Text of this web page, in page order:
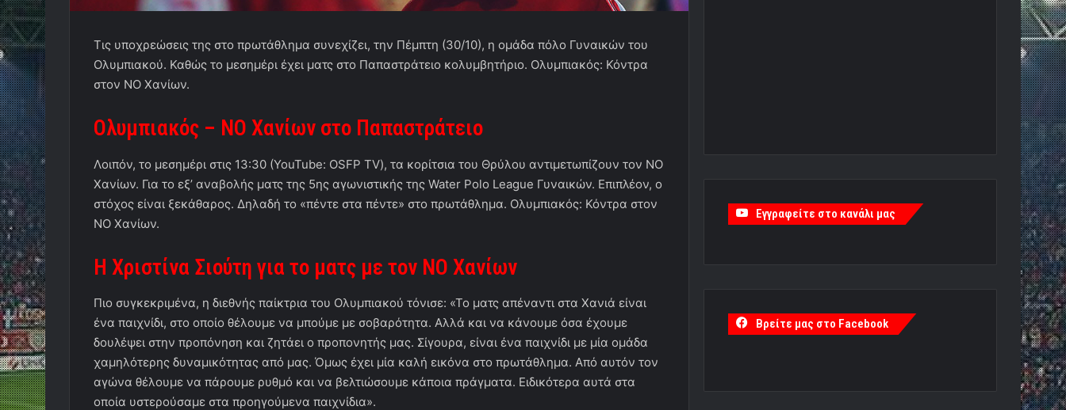
Τις υποχρεώσεις της στο πρωτάθλημα συνεχίζει, την Πέμπτη (30/10), η ομάδα πόλο Γυναικών του
Ολυμπιακού. Καθώς το μεσημέρι έχει ματς στο Παπαστράτειο κολυμβητήριο. Ολυμπιακός: Κόντρα
στον ΝΟ Χανίων.
Ολυμπιακός – ΝΟ Χανίων στο Παπαστράτειο
Λοιπόν, το μεσημέρι στις 13:30 (YouTube: OSFP TV), τα κορίτσια του Θρύλου αντιμετωπίζουν τον ΝΟ
Χανίων. Για το εξ’ αναβολής ματς της 5ης αγωνιστικής της Water Polo League Γυναικών. Επιπλέον, ο
στόχος είναι ξεκάθαρος. Δηλαδή το «πέντε στα πέντε» στο πρωτάθλημα. Ολυμπιακός: Κόντρα στον
ΝΟ Χανίων.
Η Χριστίνα Σιούτη για το ματς με τον ΝΟ Χανίων
Πιο συγκεκριμένα, η διεθνής παίκτρια του Ολυμπιακού τόνισε: «Το ματς απέναντι στα Χανιά είναι
ένα παιχνίδι, στο οποίο θέλουμε να μπούμε με σοβαρότητα. Αλλά και να κάνουμε όσα έχουμε
δουλέψει στην προπόνηση και ζητάει ο προπονητής μας. Σίγουρα, είναι ένα παιχνίδι με μία ομάδα
χαμηλότερης δυναμικότητας από μας. Όμως έχει μία καλή εικόνα στο πρωτάθλημα. Από αυτόν τον
αγώνα θέλουμε να πάρουμε ρυθμό και να βελτιώσουμε κάποια πράγματα. Ειδικότερα αυτά στα
οποία υστερούσαμε στα προηγούμενα παιχνίδια».
Εγγραφείτε στο κανάλι μας
Βρείτε μας στο Facebook